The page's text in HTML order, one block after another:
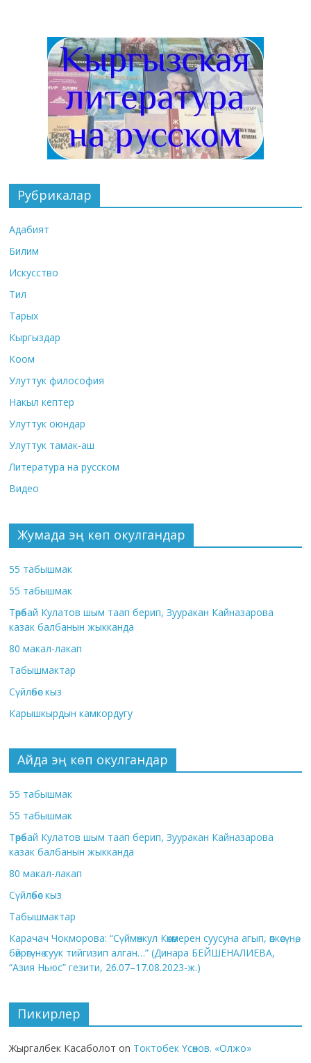
Рубрикалар
Адабият
Билим
Искусство
Тил
Тарых
Кыргыздар
Коом
Улуттук философия
Накыл кептер
Улуттук оюндар
Улуттук тамак-аш
Литература на русском
Видео
Жумада эң көп окулгандар
55 табышмак
55 табышмак
Төрөбай Кулатов шым таап берип, Зууракан Кайназарова
казак балбанын жыкканда
80 макал-лакап
Табышмактар
Сүйлөбөс кыз
Карышкырдын камкордугу
Айда эң көп окулгандар
55 табышмак
55 табышмак
Төрөбай Кулатов шым таап берип, Зууракан Кайназарова
казак балбанын жыкканда
80 макал-лакап
Сүйлөбөс кыз
Табышмактар
Карачач Чокморова: “Сүймөнкул Көкөмерен суусуна агып, өпкөсүнө,
бөйрөгүнө суук тийгизип алган…” (Динара БЕЙШЕНАЛИЕВА,
“Азия Ньюс” гезити, 26.07–17.08.2023-ж.)
Пикирлер
Жыргалбек Касаболот on Токтобек Үсөнов. «Олжо»